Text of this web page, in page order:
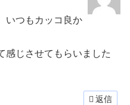
つもカッコ良か
感じさせてもらいました
返信